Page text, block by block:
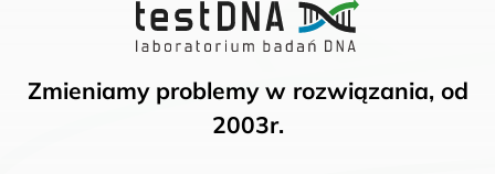
Zmieniamy problemy w rozwiązania, od
2003r.